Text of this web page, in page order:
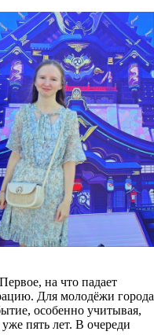
на что падает
Для молодёжи города
особенно учитывая,
пять лет. В очереди